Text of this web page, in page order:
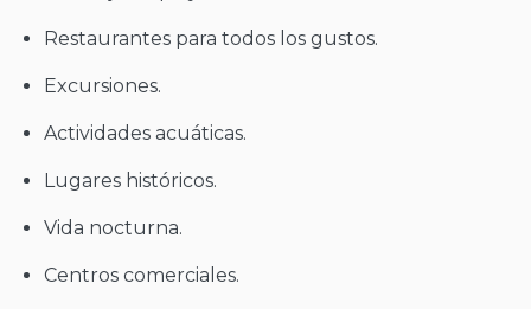
Restaurantes para todos los gustos.
Excursiones.
Actividades acuáticas.
Lugares históricos.
Vida nocturna.
Centros comerciales.